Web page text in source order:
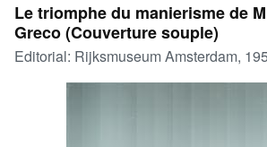
Consultar mis pedidos
Búsqueda avanzada
Colecciones
Le triomphe du manierisme de
Greco (Couverture souple)
Editorial: Rijksmuseum Amsterdam,